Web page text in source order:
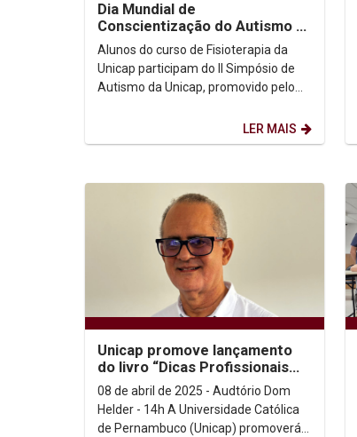
Dia Mundial de
Conscientização do Autismo é
celebrado com simpósio na
Unicap
Alunos do curso de Fisioterapia da
Unicap participam do II Simpósio de
Autismo da Unicap, promovido pelo
LER MAIS
Unicap promove lançamento
do livro “Dicas Profissionais
para o Envelhecimento
Saudável”
08 de abril de 2025 - Audtório Dom
Helder - 14h A Universidade Católica
de Pernambuco (Unicap) promoverá,